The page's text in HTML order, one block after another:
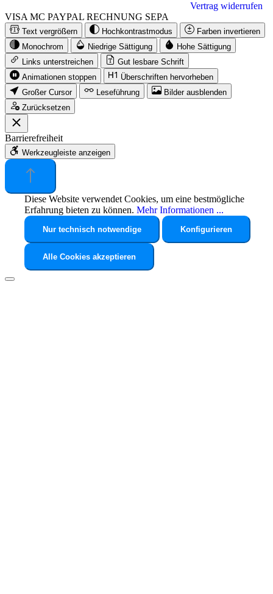
Vertrag widerrufen
VISA MC PAYPAL RECHNUNG SEPA
Text vergrößern Hochkontrastmodus
Farben invertieren
Monochrom
Niedrige Sättigung
Hohe Sättigung
Links unterstreichen
Gut lesbare Schrift
Animationen stoppen
Überschriften hervorheben
Großer Cursor
Leseführung
Bilder ausblenden
Zurücksetzen
Barrierefreiheit
Werkzeugleiste anzeigen
Diese Website verwendet Cookies, um eine bestmögliche
Erfahrung bieten zu können. Mehr Informationen ...
Nur technisch notwendige Konfigurieren
Alle Cookies akzeptieren